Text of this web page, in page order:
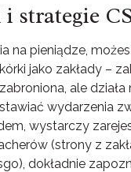
strategie
na pieniądze,
jako zakłady –
ale działa
wydarzenia
wystarczy
(strony z
dokładnie